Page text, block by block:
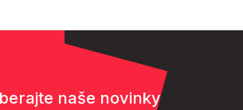
naše novinky